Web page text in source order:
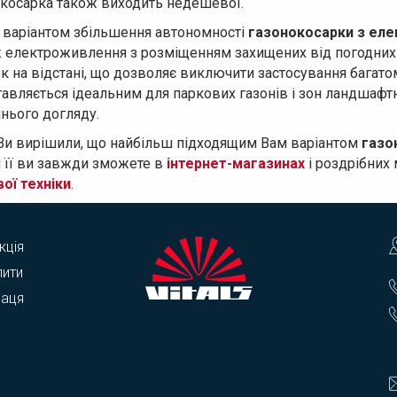
збільшення автономності газонокосарки з
з розміщенням захищених від
на відстані, що дозволяє виключити застосування
ідеальним для паркових газонів і зон
догляду.
вирішили, що найбільш підходящим Вам варіантом
її ви завжди зможете в інтернет-магазинах і
техніки.